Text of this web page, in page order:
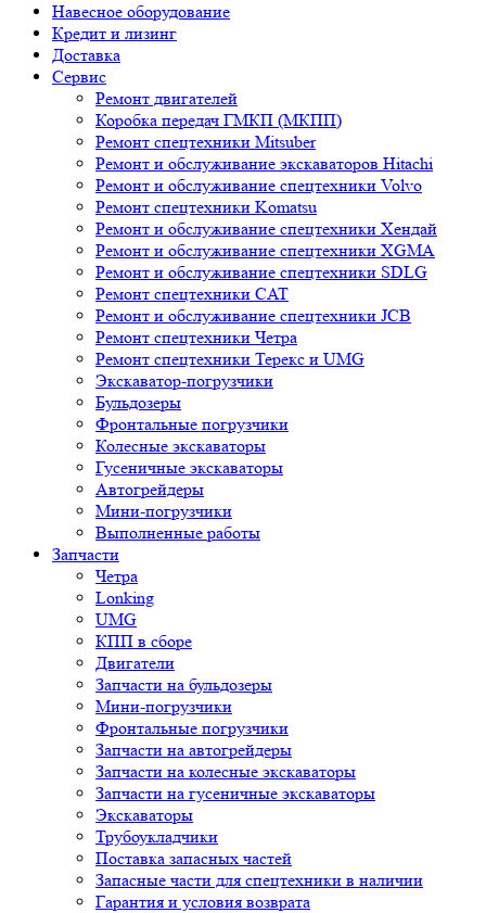
Навесное оборудование
Кредит и лизинг
Доставка
Сервис
Ремонт двигателей
Коробка передач ГМКП (МКПП)
Ремонт спецтехники Mitsuber
Ремонт и обслуживание экскаваторов Hitachi
Ремонт и обслуживание спецтехники Volvo
Ремонт спецтехники Komatsu
Ремонт и обслуживание спецтехники Хендай
Ремонт и обслуживание спецтехники XGMA
Ремонт и обслуживание спецтехники SDLG
Ремонт спецтехники CAT
Ремонт и обслуживание спецтехники JCB
Ремонт спецтехники Четра
Ремонт спецтехники Терекс и UMG
Экскаватор-погрузчики
Бульдозеры
Фронтальные погрузчики
Колесные экскаваторы
Гусеничные экскаваторы
Автогрейдеры
Мини-погрузчики
Выполненные работы
Запчасти
Четра
Lonking
UMG
КПП в сборе
Двигатели
Запчасти на бульдозеры
Мини-погрузчики
Фронтальные погрузчики
Запчасти на автогрейдеры
Запчасти на колесные экскаваторы
Запчасти на гусеничные экскаваторы
Экскаваторы
Трубоукладчики
Поставка запасных частей
Запасные части для спецтехники в наличии
Гарантия и условия возврата